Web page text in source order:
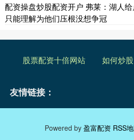
配资操盘炒股配资开户 弗莱：湖人
只能理解为他们压根没想争冠
股票配资十倍网站 如何炒股
友情链接：
Powered by 盈富配资 RSS